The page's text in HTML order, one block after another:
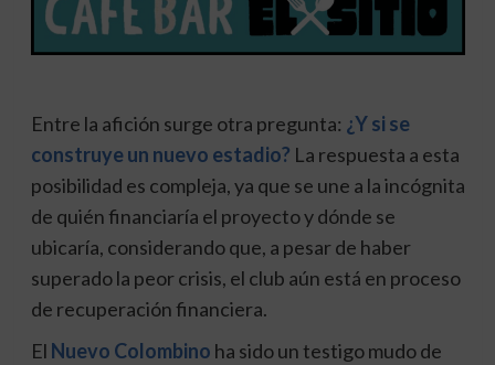
Entre la afición surge otra pregunta: ¿Y si se
construye un nuevo estadio? La respuesta a esta
posibilidad es compleja, ya que se une a la incógnita
de quién financiaría el proyecto y dónde se
ubicaría, considerando que, a pesar de haber
superado la peor crisis, el club aún está en proceso
de recuperación financiera.
El Nuevo Colombino ha sido un testigo mudo de